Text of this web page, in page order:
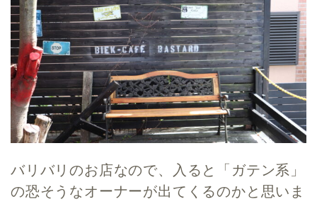
バリバリのお店なので、入ると「ガテン系」
の恐そうなオーナーが出てくるのかと思いま